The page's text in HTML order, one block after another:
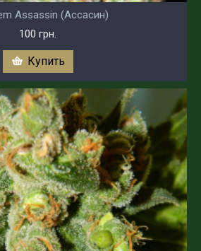
Assassin (Ассасин)
100 грн.
Купить